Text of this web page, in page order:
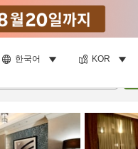
한국어 KOR